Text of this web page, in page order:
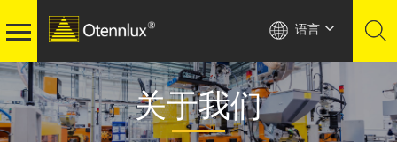
语言
关于我们